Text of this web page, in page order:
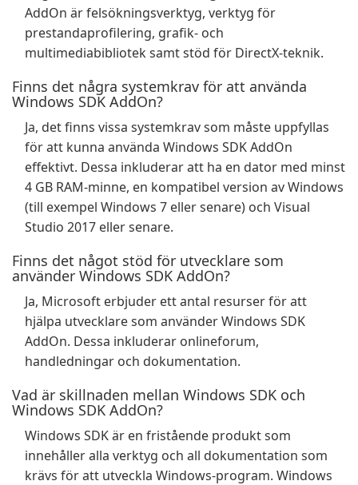
AddOn är felsökningsverktyg, verktyg för
prestandaprofilering, grafik- och
multimediabibliotek samt stöd för DirectX-teknik.
Finns det några systemkrav för att använda
Windows SDK AddOn?
Ja, det finns vissa systemkrav som måste uppfyllas
för att kunna använda Windows SDK AddOn
effektivt. Dessa inkluderar att ha en dator med minst
4 GB RAM-minne, en kompatibel version av Windows
(till exempel Windows 7 eller senare) och Visual
Studio 2017 eller senare.
Finns det något stöd för utvecklare som
använder Windows SDK AddOn?
Ja, Microsoft erbjuder ett antal resurser för att
hjälpa utvecklare som använder Windows SDK
AddOn. Dessa inkluderar onlineforum,
handledningar och dokumentation.
Vad är skillnaden mellan Windows SDK och
Windows SDK AddOn?
Windows SDK är en fristående produkt som
innehåller alla verktyg och all dokumentation som
krävs för att utveckla Windows-program. Windows